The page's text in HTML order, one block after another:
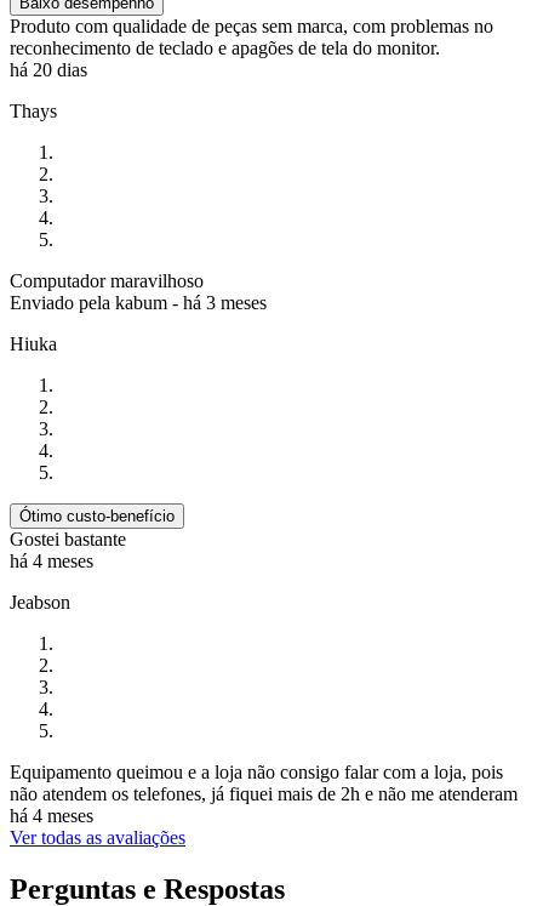
Produto com qualidade de peças sem marca, com problemas no
reconhecimento de teclado e apagões de tela do monitor.
há 20 dias
Thays
Computador maravilhoso
Enviado pela kabum - há 3 meses
Hiuka
Ótimo custo-benefício
Gostei bastante
há 4 meses
Jeabson
Equipamento queimou e a loja não consigo falar com a loja, pois
não atendem os telefones, já fiquei mais de 2h e não me atenderam
há 4 meses
Ver todas as avaliações
Perguntas e Respostas